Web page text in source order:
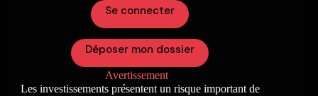
Se connecter
Déposer mon dossier
Avertissement
Les investissements présentent un risque important de